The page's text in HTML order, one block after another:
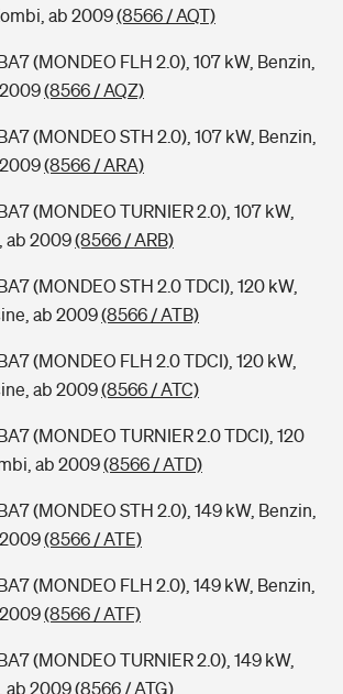
ab 2009(8566 / AQT)
(MONDEO FLH 2.0), 107 kW, Benzin,
(8566 / AQZ)
(MONDEO STH 2.0), 107 kW, Benzin,
(8566 / ARA)
(MONDEO TURNIER 2.0), 107 kW,
ab 2009(8566 / ARB)
(MONDEO STH 2.0 TDCI), 120 kW,
ab 2009(8566 / ATB)
(MONDEO FLH 2.0 TDCI), 120 kW,
ab 2009(8566 / ATC)
(MONDEO TURNIER 2.0 TDCI), 120
ab 2009(8566 / ATD)
(MONDEO STH 2.0), 149 kW, Benzin,
(8566 / ATE)
(MONDEO FLH 2.0), 149 kW, Benzin,
(8566 / ATF)
(MONDEO TURNIER 2.0), 149 kW,
ab 2009(8566 / ATG)